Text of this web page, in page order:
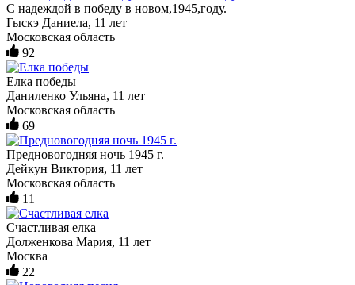
С надеждой в победу в новом,1945,году.
Гыскэ Даниела, 11 лет
Московская область
92
Елка победы
Даниленко Ульяна, 11 лет
Московская область
69
Предновогодняя ночь 1945 г.
Дейкун Виктория, 11 лет
Московская область
11
Счастливая елка
Долженкова Мария, 11 лет
Москва
22